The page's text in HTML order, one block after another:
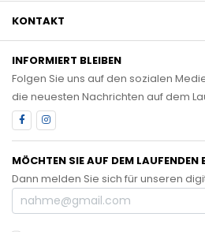
KONTAKT
INFORMIERT BLEIBEN
Folgen Sie uns auf den sozialen
die neuesten Nachrichten auf dem
MÖCHTEN SIE AUF DEM LAUFENDEN
Dann melden Sie sich für unseren